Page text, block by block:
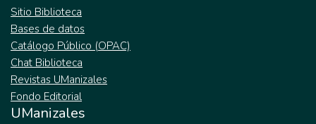
Sitio Biblioteca
Bases de datos
Catálogo Público (OPAC)
Chat Biblioteca
Revistas UManizales
Fondo Editorial
UManizales